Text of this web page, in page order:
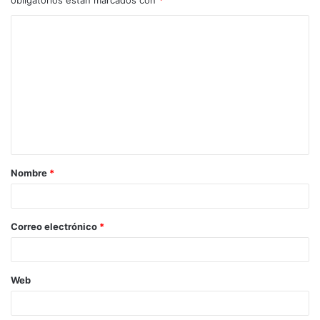
Nombre *
Correo electrónico *
Web